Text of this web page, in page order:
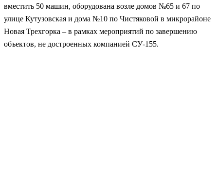
вместить 50 машин, оборудована возле домов №65 и 67 по
улице Кутузовская и дома №10 по Чистяковой в микрорайоне
Новая Трехгорка – в рамках мероприятий по завершению
объектов, не достроенных компанией СУ-155.